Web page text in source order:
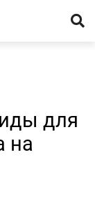
для
на